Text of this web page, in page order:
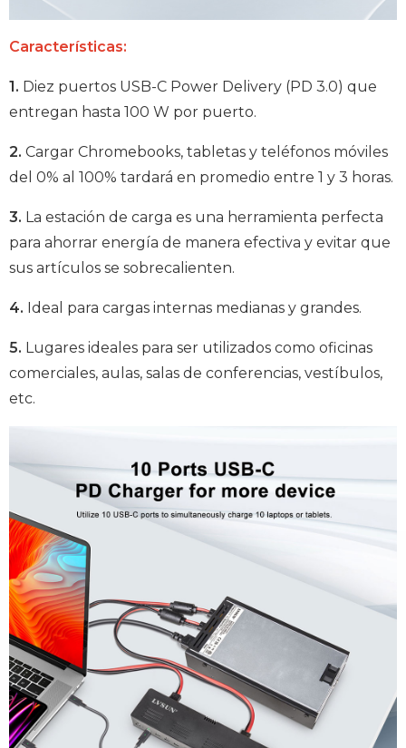
Características:
1. Diez puertos USB-C Power Delivery (PD 3.0) que
entregan hasta 100 W por puerto.
2. Cargar Chromebooks, tabletas y teléfonos móviles
del 0% al 100% tardará en promedio entre 1 y 3 horas.
3. La estación de carga es una herramienta perfecta
para ahorrar energía de manera efectiva y evitar que
sus artículos se sobrecalienten.
4. Ideal para cargas internas medianas y grandes.
5. Lugares ideales para ser utilizados como oficinas
comerciales, aulas, salas de conferencias, vestíbulos,
etc.